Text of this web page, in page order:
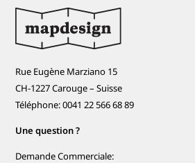
Rue Eugène Marziano 15
CH-1227 Carouge – Suisse
Téléphone: 0041 22 566 68 89
Une question ?
Demande Commerciale: